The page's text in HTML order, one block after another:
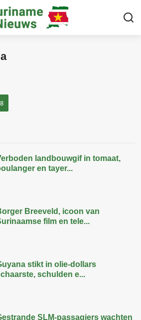
landbouwgif in tomaat,
en tayer...
Breeveld, icoon van
film en tele...
stikt in olie-dollars
schulden e...
SLM-passagiers wachten